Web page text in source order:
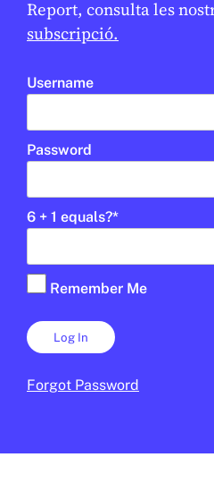
Report, consulta les
subscripció.
Username
Password
6 + 1 equals?*
Remember Me
Forgot Password
RED
Què vols ser de
CALLDETENES
CICLE SUPERIOR DE
CICLE SUPERIOR DE PRIMÀRIA